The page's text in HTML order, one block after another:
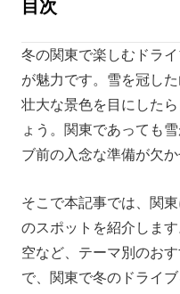
目次
選
【関東】ノーマルタ
選
【関東】星空が綺麗
【条件別】冬におす
快適な冬のドライブ
冬のドライブを安全
まとめ
冬の関東で楽しむドラ
が魅力です。雪を冠し
壮大な景色を目にした
ょう。関東であっても
ブ前の入念な準備が欠か
そこで本記事では、関
のスポットを紹介しま
空など、テーマ別のお
で、関東で冬のドライ